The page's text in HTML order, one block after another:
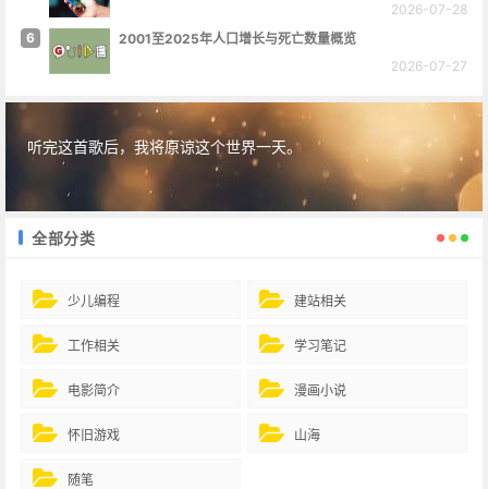
2026-07-28
6
2001至2025年人口增长与死亡数量概览
2026-07-27
听完这首歌后，我将原谅这个世界一天。
全部分类
少儿编程 建站相关
工作相关 学习笔记
电影简介 漫画小说
怀旧游戏 山海
随笔